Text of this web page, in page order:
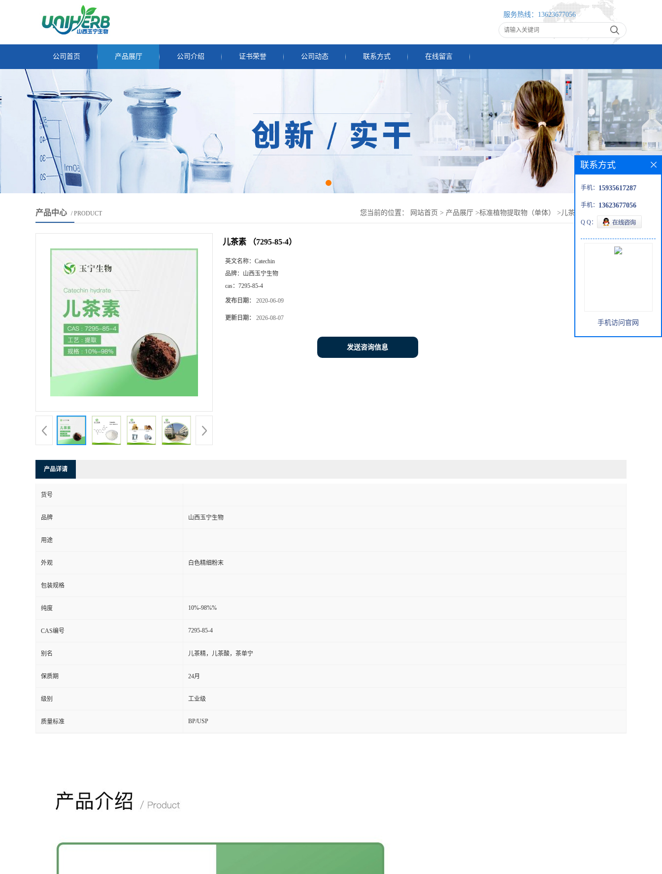
服务热线： 13623677056
公司首页 产品展厅 公司介绍 证书荣誉 公司动态 联系方式 在线留言
产品中心 / PRODUCT 您当前的位置： 网站首页 > 产品展厅 >标准植物提取物（单体） > 儿茶素 （7295-85-4）
儿茶素 （7295-85-4）
英文名称： Catechin
品牌： 山西玉宁生物
cas： 7295-85-4
发布日期： 2020-06-09
更新日期： 2026-08-07
发送咨询信息
产品详请
货号
品牌 山西玉宁生物
用途
外观 白色精细粉末
包装规格
纯度 10%-98%%
CAS编号 7295-85-4
别名 儿茶精，儿茶酸，茶单宁
保质期 24月
级别 工业级
质量标准 BP/USP
联系方式
手机： 15935617287
手机： 13623677056
Q Q：
手机访问官网